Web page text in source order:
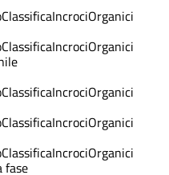
ClassificaIncrociOrganici
ClassificaIncrociOrganici
ClassificaIncrociOrganici
ClassificaIncrociOrganici
ClassificaIncrociOrganici
fase